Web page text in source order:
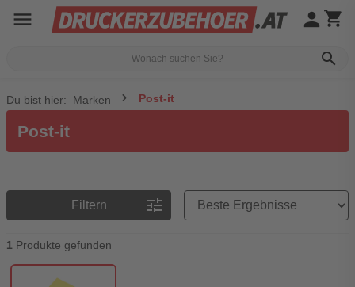
menu
search
person shopping_cart
Du bist hier: Marken Post-it
Post-it
Filtern tune
Preisreihenfolge
1 Produkte gefunden